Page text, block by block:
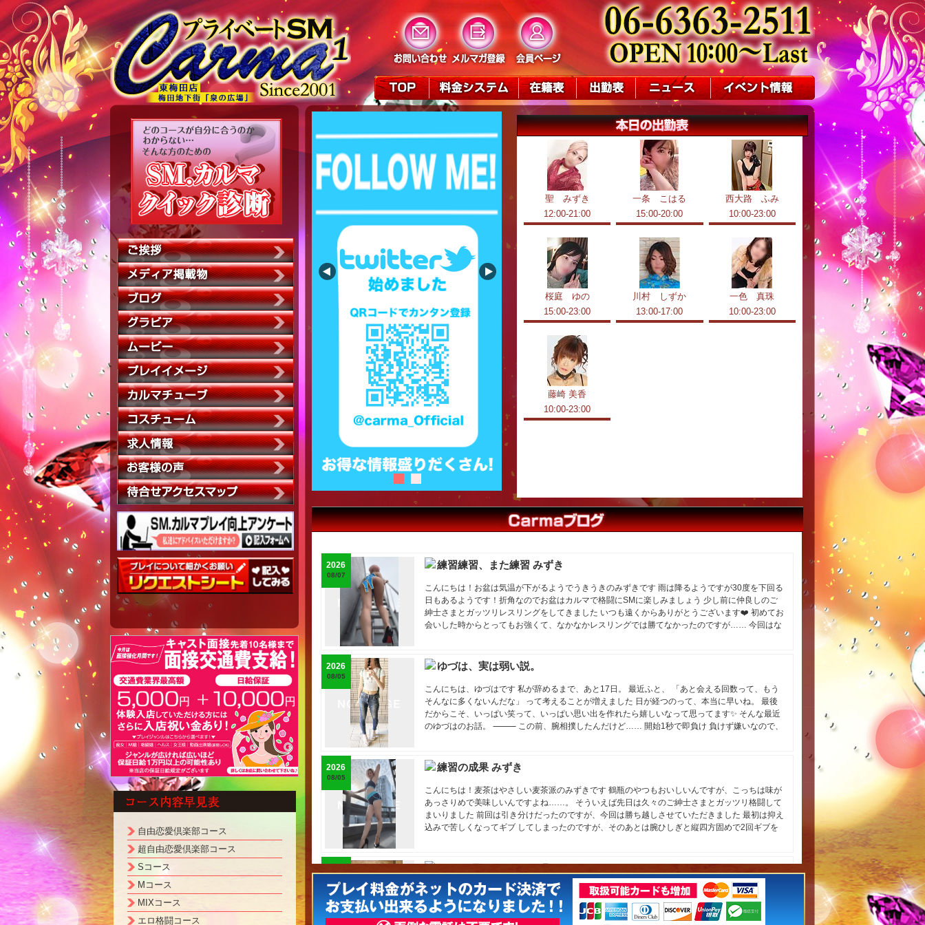
自由恋愛倶楽部コース
超自由恋愛倶楽部コース
Sコース
Mコース
MIXコース
エロ格闘コース
聖 みずき
12:00-21:00
一条 こはる
15:00-20:00
西大路 ふみ
10:00-23:00
桜庭 ゆの
15:00-23:00
川村 しずか
13:00-17:00
一色 真珠
10:00-23:00
藤崎 美香
10:00-23:00
練習練習、また練習 みずき
こんにちは！お盆は気温が下がるようでうきうきのみずきです 雨は降るようですが30度を下回る
日もあるようです！折角なのでお盆はカルマで格闘にSMに楽しみましょう 少し前に仲良しのご
紳士さまとガッツリレスリングをしてきました いつも遠くからありがとうございます❤️‍ 初めてお
会いした時からとってもお強くて、なかなかレスリングでは勝てなかったのですが…… 今回はな
がとうございます！ もっともっと強くなりたいので、お手合わせに付き合ってくださるご紳士さ
ま募集中です❣️ それでは本日も21時まで、お問い合わせは0663632511までお待ちしております
みずきでした❣️ 8月前半＆お盆の出勤 7日(金) 12～21時 8日(土) 12～21時 9日(日) 12～21時 10日
(月) 12～21時 11日(火) 12～21時 13日(木) 12～21時 14日(金) 12～21時 15日(土) 12～21時 16日
(日) 12～21時 早めにお問い合わせいただければリクエスト出勤お応えできる場合ございます お
問い合わせは0663632511かhttps://lin.ee/c8rfSaP4まで 各種SNS mixi2→
s=11&t=Usr1TMVcoenog21uXcrxzQ ほしい物リスト
https://www.amazon.jp/hz/wishlist/ls/J13RWC8Q7BZ4?ref_=wl_share
2026
08/07
ゆづは、実は弱い説。
こんにちは、ゆづはです 私が辞めるまで、あと17日。 最近ふと、 「あと会える回数って、もう
そんなに多くないんだな」 って考えることが増えました 日が経つのって、本当に早いね。 最後
だからこそ、いっぱい笑って、いっぱい思い出を作れたら嬉しいなって思ってます✨ そんな最近
のゆづはのお話。 ⸻ この前、腕相撲したんだけど…… 開始1秒で即負け 負けず嫌いなので、
んな上半身激弱な私ですが、 なぜか下半身は平均以上に強い ✨ 格闘になると、基本負けません
見た目はか弱 下半身は激強 その名は格闘嬢ゆづは 上半身は平均以下でも、下半身は平均以上 、
負けず嫌いの格闘嬢、真実はいつもひとつ☝️ 「自分なら勝てるでしょ」 って思ってる人、 ぜひ最
後にお手合わせしませんか？ 見た目だけで挑むと、 意外と苦戦するかもしれません ちなみに、
この仕事を始めてから 一度も怪我したことないんだよね 車に轢かれた時ですら、 ほとんど怪我
なし。 青タンすらできにくい。 もしかして…… ゆづは、激つよ特異体質なのかもしれない？ こ
️ 一緒にはじめよう！ https://mixi.social/invitations/@switcheryudu2/QKc6nnxdDTnWTV1j8FgN3L
LINE → https://1link.jp/switcheryuduha →@switcheryudu2 メール → yuduha@carma.jp X →
https://x.com/switcheryudu2?s=11
2026
08/05
練習の成果 みずき
こんにちは！麦茶はやさしい麦茶派のみずきです 鶴瓶のやつもおいしいんですが、こっちは味が
あっさりめで美味しいんですよね……。 そういえば先日は久々のご紳士さまとガッツリ格闘して
まいりました 前回は引き分けだったのですが、今回は勝ち越しさせていただきました 最初は抑え
込みで苦しくなってギブ してしまったのですが、そのあとは腕ひしぎと縦四方固めで2回ギブを
み重ねたものを褒めていただけるのはやっぱり嬉しい！もっと強くなりたいな 以前歯が立たなか
ったご紳士さまとも今ならいい勝負ができたりして☺️❤️ 是非再戦させてください～～～！ それで
は本日も21時まで！暑いので水分補給お忘れなく みずきでした❣️ 8月前半＆お盆の出勤 5日(水)
12～21時 7日(金) 12～21時 8日(土) 12～21時 9日(日) 12～21時 10日(月) 12～21時 11日(火) 12
～21時 13日(木) 12～21時 14日(金) 12～21時 15日(土) 12～21時 16日(日) 12～21時 早めにお問
2026
08/05
･･─･･─･･─･･─･･─･･─･･─･･─･ 久しぶりのブログ ‍♀️ 7月もありがとうございました 私は7月最後
の2日間、 おやすみをいただいて、 福岡・博多旅をして、 昨日大阪帰ってきて、 また福岡来てま
す✈️ (超ハードスケジュール❗️) 先日の熊本地震、、、。 近くに住んでる方、 熊本に家族や大事な